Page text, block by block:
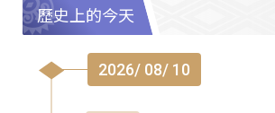
歷史上的今天
2026/ 08/ 10